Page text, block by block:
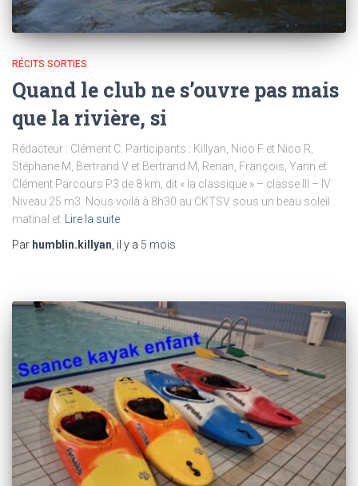
RÉCITS SORTIES
Quand le club ne s’ouvre pas mais
que la rivière, si
Rédacteur : Clément C. Participants : Killyan, Nico F et Nico R,
Stéphane M, Bertrand V et Bertrand M, Renan, François, Yann et
Clément Parcours P3 de 8 km, dit « la classique » – classe III – IV
Niveau 25 m3 Nous voilà à 8h30 au CKTSV sous un beau soleil
matinal et
Lire la suite
Par humblin.killyan , il y a 5 mois